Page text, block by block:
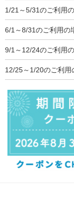
1/21～5/31のご利用
6/1～8/31のご利用の
9/1～12/24のご利用
12/25～1/20のご利用